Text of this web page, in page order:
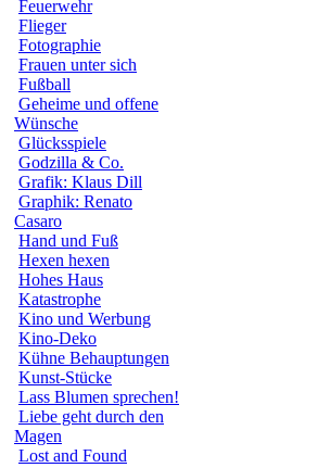
Feuerwehr
Flieger
Fotographie
Frauen unter sich
Fußball
Geheime und offene
Wünsche
Glücksspiele
Godzilla & Co.
Grafik: Klaus Dill
Graphik: Renato
Casaro
Hand und Fuß
Hexen hexen
Hohes Haus
Katastrophe
Kino und Werbung
Kino-Deko
Kühne Behauptungen
Kunst-Stücke
Lass Blumen sprechen!
Liebe geht durch den
Magen
Lost and Found